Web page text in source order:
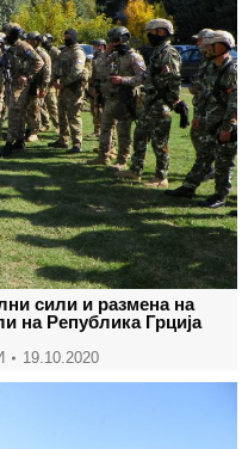
сили и размена на
на Република Грција
19.10.2020